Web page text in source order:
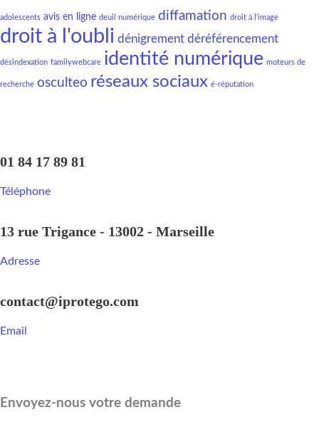
adolescents avis en ligne deuil numérique diffamation droit à l'image
droit à l'oubli dénigrement déréférencement
désindexation familywebcare identité numérique moteurs de
recherche osculteo réseaux sociaux é-réputation
01 84 17 89 81
Téléphone
13 rue Trigance - 13002 - Marseille
Adresse
contact@iprotego.com
Email
Envoyez-nous votre demande